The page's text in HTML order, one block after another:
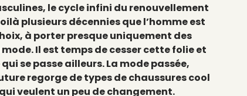
le cycle infini du renouvellement
plusieurs décennies que l’homme est
à porter presque uniquement des
Il est temps de cesser cette folie et
se passe ailleurs. La mode passée,
regorge de types de chaussures cool
veulent un peu de changement.